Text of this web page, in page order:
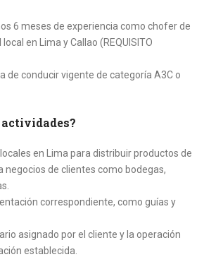
6 meses de experiencia como chofer de
en Lima y Callao (REQUISITO
de conducir vigente de categoría A3C o
actividades?
en Lima para distribuir productos de
negocios de clientes como bodegas,
correspondiente, como guías y
asignado por el cliente y la operación
establecida.